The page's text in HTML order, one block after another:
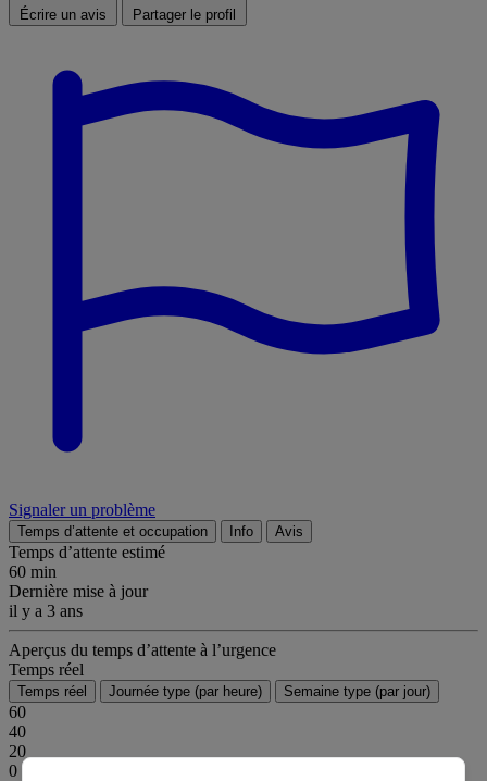
Écrire un avis Partager le profil
Signaler un problème
Temps d’attente et occupation Info Avis
Temps d’attente estimé
60 min
Dernière mise à jour
il y a 3 ans
Aperçus du temps d’attente à l’urgence
Temps réel
Temps réel Journée type (par heure) Semaine type (par jour)
60
40
20
0